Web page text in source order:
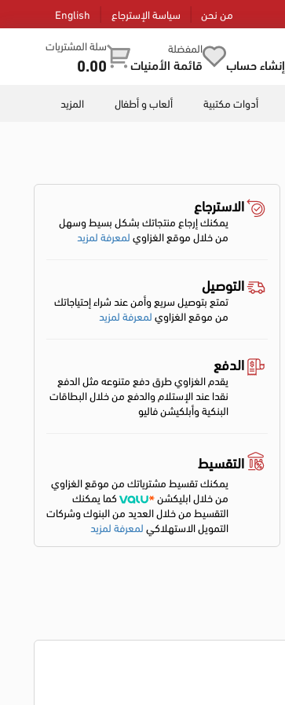
من نحن سياسة الإسترجاع English
حساب
المفضلة
قائمة الأمنيات
سلة المشتريات
0.00
أدوات مكتبية ألعاب و أطفال المزيد
الاسترجاع
يمكنك إرجاع منتجاتك بشكل بسيط وسهل
من خلال موقع الغزاويلمعرفة لمزيد
التوصيل
تمتع بتوصيل سريع وأمن عند شراء إحتياجاتك
من موقع الغزاويلمعرفة لمزيد
الدفع
يقدم الغزاوي طرق دفع متنوعه مثل الدفع
نقدا عند الإستلام والدفع من خلال البطاقات
البنكية وأبلكيشن فاليو
التقسيط
يمكنك تقسيط مشترياتك من موقع الغزاوي
من خلال ابليكشن
كما يمكنك
التقسيط من خلال العديد من البنوك وشركات
التمويل الاستهلاكيلمعرفة لمزيد